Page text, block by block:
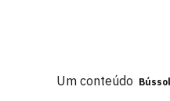
Um conteúdo